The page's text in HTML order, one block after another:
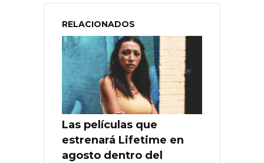
RELACIONADOS
Las películas que
estrenará Lifetime en
agosto dentro del